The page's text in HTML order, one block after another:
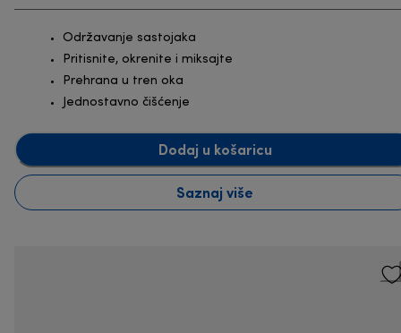
Održavanje sastojaka
Pritisnite, okrenite i miksajte
Prehrana u tren oka
Jednostavno čišćenje
Dodaj u košaricu
Saznaj više